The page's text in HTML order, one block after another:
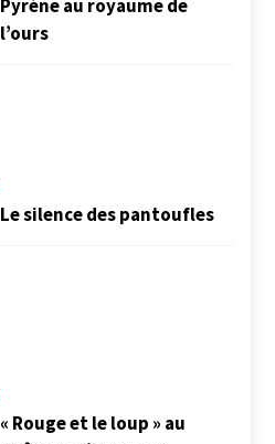
Pyrène au royaume de
l’ours
Le silence des pantoufles
« Rouge et le loup » au